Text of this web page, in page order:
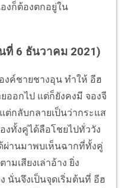
งก็ต้องตกอยู่ใน
ที่ 6 ธันวาคม 2021)
งค์ชายชางอุน ทำให้ อีฮ
ออกไป แต่ก็ยังคงมี จองจี
ต่กลับกลายเป็นว่ากระแส
ทั้งคู่ได้ลือโชยไปทั่ววัง
ผ่านมาพบเห็นฉากที่ทั้งคู่
มเสียงเล่าอ้าง ยิ่ง
นั่นจึงเป็นจุดเริ่มต้นที่ อีฮ